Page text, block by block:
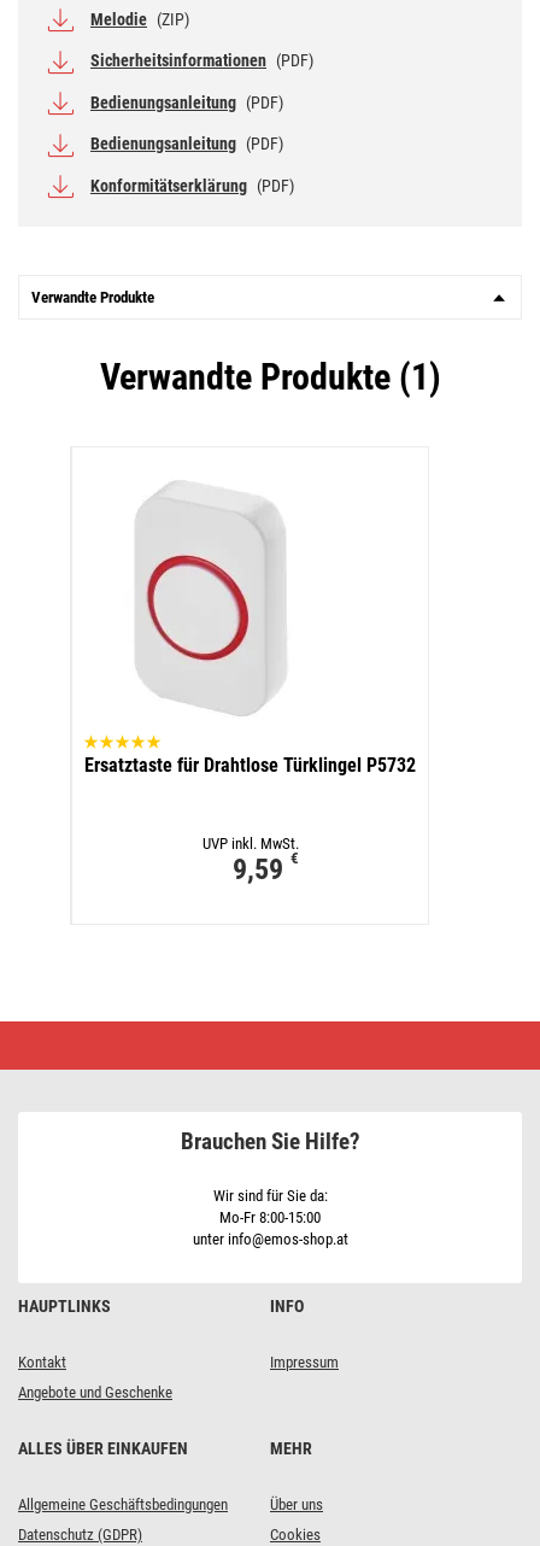
Melodie (ZIP)
Sicherheitsinformationen (PDF)
Bedienungsanleitung (PDF)
Bedienungsanleitung (PDF)
Konformitätserklärung (PDF)
Verwandte Produkte
Verwandte Produkte (1)
Ersatztaste für Drahtlose Türklingel P5732
UVP inkl. MwSt.
9,59 €
P5733S
HAUPTLINKS
Kontakt
Angebote und Geschenke
INFO
Impressum
ALLES ÜBER EINKAUFEN
Allgemeine Geschäftsbedingungen
Datenschutz (GDPR)
MEHR
Über uns
Cookies
Brauchen Sie Hilfe?
Wir sind für Sie da:
Mo-Fr 8:00-15:00
unter info@emos-shop.at